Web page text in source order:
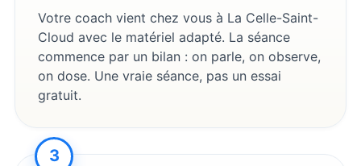
Votre coach vient chez vous à La Celle-Saint-
Cloud avec le matériel adapté. La séance
commence par un bilan : on parle, on observe,
on dose. Une vraie séance, pas un essai
gratuit.
3